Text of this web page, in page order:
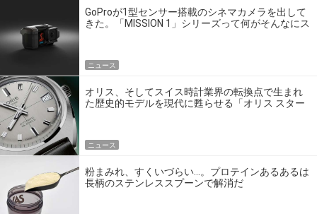
GoProが1型センサー搭載のシネマカメラを出して
きた。「MISSION 1」シリーズって何がそんなにス
ニュース
オリス、そしてスイス時計業界の転換点で生まれ
た歴史的モデルを現代に甦らせる「オリス スター
ニュース
粉まみれ、すくいづらい…。プロテインあるあるは
長柄のステンレススプーンで解消だ